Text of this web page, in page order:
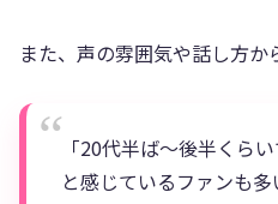
また、声の雰囲気や話し方か
「20代半ば～後半くらい
と感じているファンも多